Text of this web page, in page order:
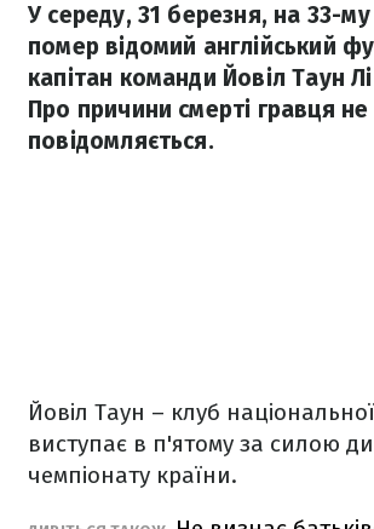
У середу, 31 березня, на 33-
помер відомий англійський
капітан команди Йовіл Таун
Про причини смерті гравця не
повідомляється.
Йовіл Таун – клуб національної
виступає в п'ятому за силою
чемпіонату країни.